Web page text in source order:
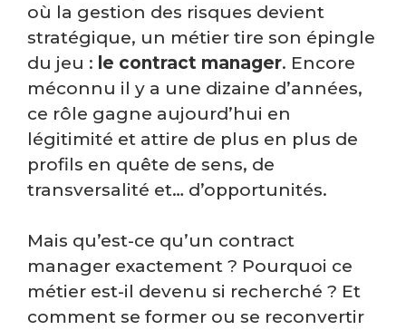
où la gestion des risques devient
stratégique, un métier tire son épingle
du jeu : le contract manager. Encore
méconnu il y a une dizaine d’années,
ce rôle gagne aujourd’hui en
légitimité et attire de plus en plus de
profils en quête de sens, de
transversalité et… d’opportunités.
Mais qu’est-ce qu’un contract
manager exactement ? Pourquoi ce
métier est-il devenu si recherché ? Et
comment se former ou se reconvertir